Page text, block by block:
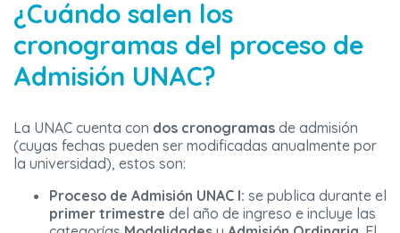
¿Cuándo salen los
cronogramas del proceso de
Admisión UNAC?
La UNAC cuenta con dos cronogramas de admisión
(cuyas fechas pueden ser modificadas anualmente por
la universidad), estos son:
Proceso de Admisión UNAC I: se publica durante el
primer trimestre del año de ingreso e incluye las